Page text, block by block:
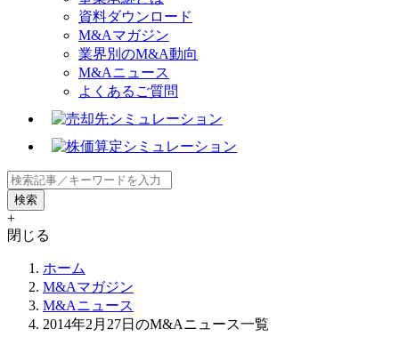
資料ダウンロード
M&Aマガジン
業界別のM&A動向
M&Aニュース
よくあるご質問
+
閉じる
ホーム
M&Aマガジン
M&Aニュース
2014年2月27日のM&Aニュース一覧